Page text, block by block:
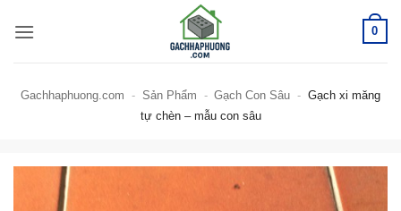
qua
0
Gachhaphuong.com - Sản Phẩm - Gạch Con Sâu - Gạch xi măng
tự chèn – mẫu con sâu